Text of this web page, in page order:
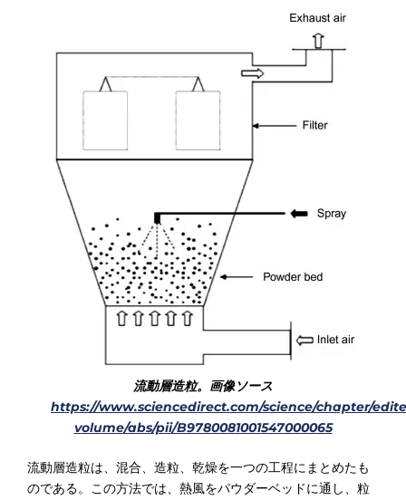
流動層造粒。画像ソース
https://www.sciencedirect.com/science/chapter/
volume/abs/pii/B9780081001547000065
流動層造粒は、混合、造粒、乾燥を一つの工程にまとめたも
のである。この方法では、熱風をパウダーベッドに通し、粒